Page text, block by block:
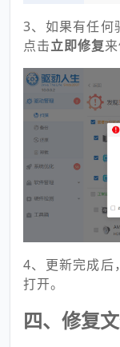
3、如果有任何
点击立即修复
4、更新完成后
打开。
四、修复